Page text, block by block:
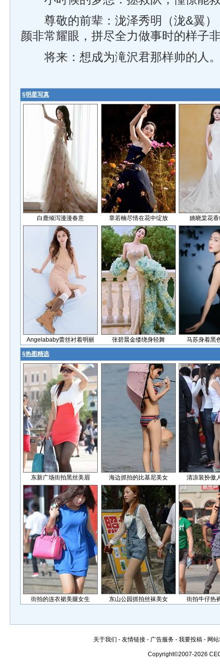
尊敬的前辈：泷泽秀明（泷&翼）
颜非常耀眼，拼尽全力做事时的样子
将来：想成为滝沢君那样帅的人
§明星写真
白鹿倾泻漫漫春意 章若楠尽情在花中绽放 姚晓棠花
Angelababy蕾丝衬着明丽 张碧晨金缕绕身轻舞 马苏身着黑
§热图精选
东新广场街拍黑丝美眉 海边抓拍的比基尼美女 清凉装扮傲
街拍的连衣裙美腿女生 东山公园抓拍丝袜美女 街拍牛仔热
关于我们 - 友情链接 - 广告服务 - 我要投稿 - 网
Copyright©2007-2026